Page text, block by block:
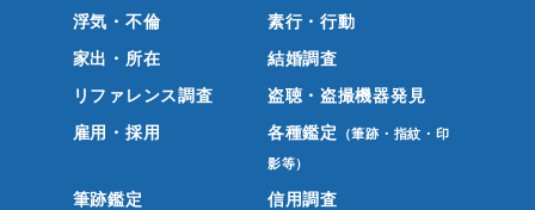
浮気・不倫
素行・行動
家出・所在
結婚調査
リファレンス調査
盗聴・盗撮機器発見
雇用・採用
各種鑑定 （筆跡・指紋・印
影等）
筆跡鑑定
信用調査